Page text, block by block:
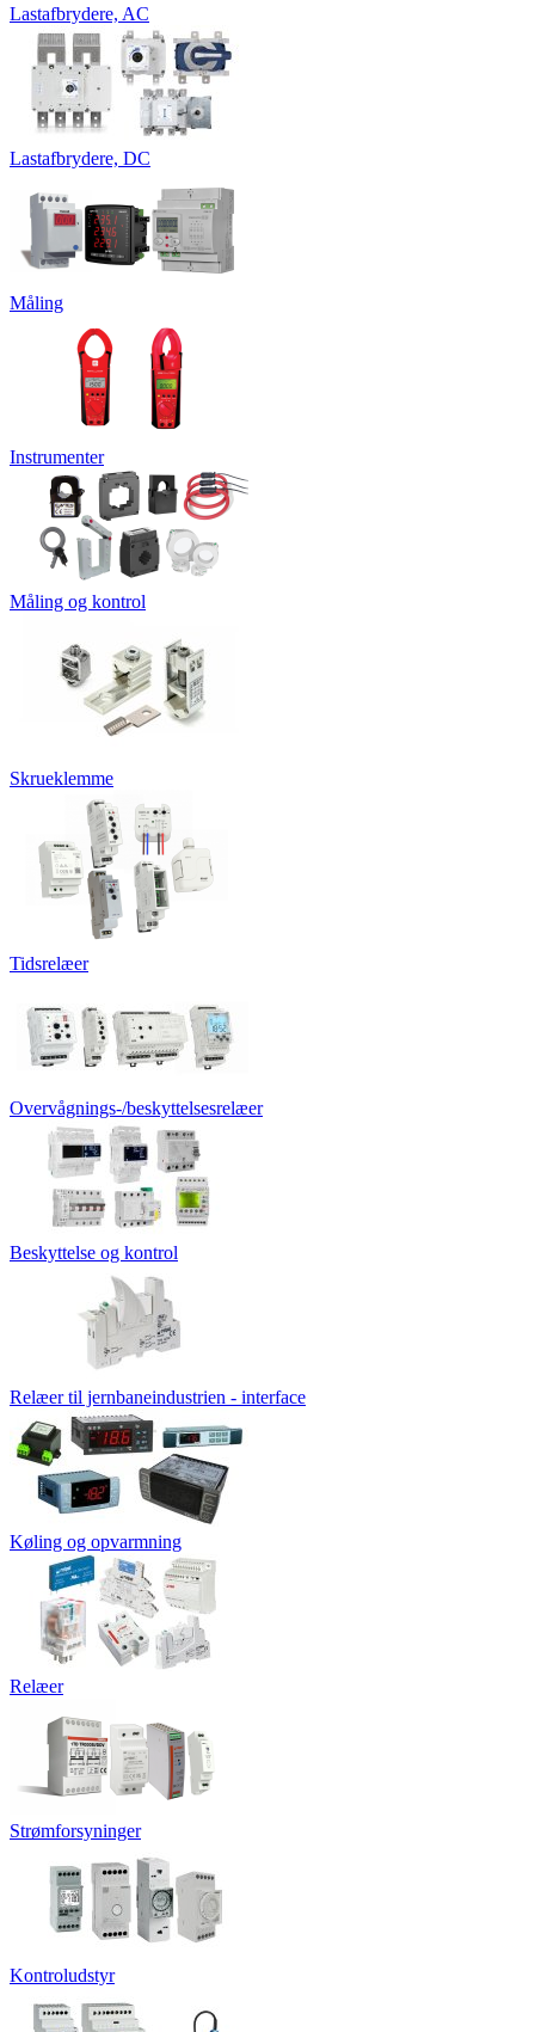
Lastafbrydere, AC
Lastafbrydere, DC
Måling
Instrumenter
Måling og kontrol
Skrueklemme
Tidsrelæer
Overvågnings-/beskyttelsesrelæer
Beskyttelse og kontrol
Relæer til jernbaneindustrien - interface
Køling og opvarmning
Relæer
Strømforsyninger
Kontroludstyr